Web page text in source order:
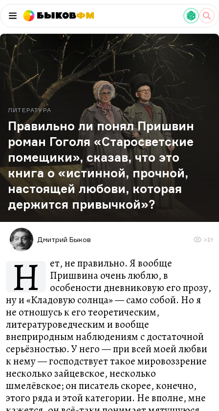
БыковФМ
ЛИТЕРАТУРА
Правильно ли понял Пришвин
роман Гоголя «Старосветские
помещики», сказав, что это
книга о «истинной, прочной,
настоящей любови, которая
держится привычкой»?
Дмитрий Быков >1т
Н
ет, не правильно. Я вообще
Пришвина очень люблю, в
особености дневниковую его прозу,
ну и «Кладовую солнца» — само собой. Но я
не отношусь к его теоретическим,
литературоведческим и вообще
внеприродным наблюдениям с достаточной
серьёзностью. У него — при всей моей любви
к нему — господствует такое мировоззрение
несколько зайцевское, несколько
шмелёвское; он писатель скорее, конечно,
этого ряда и этой категории. Не вполне, мне